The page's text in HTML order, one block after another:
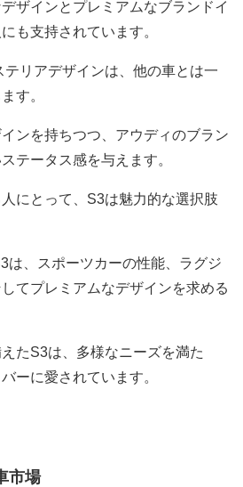
ザインとプレミアムなブランドイ
も支持されています。
リアデザインは、他の車とは一
す。
ンを持ちつつ、アウディのブラン
テータス感を与えます。
にとって、S3は魅力的な選択肢
は、スポーツカーの性能、ラグジ
てプレミアムなデザインを求める
たS3は、多様なニーズを満た
ーに愛されています。
市場